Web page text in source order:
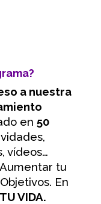
a nuestra
en 50
vídeos…
tu
En
VIDA.